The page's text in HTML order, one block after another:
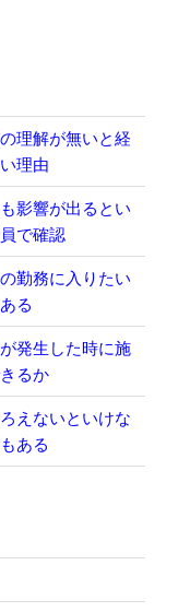
理解が無いと経
理由
影響が出るとい
で確認
勤務に入りたい
る
発生した時に施
るか
えないといけな
ある